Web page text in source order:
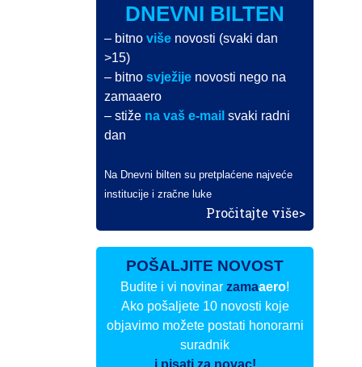
DNEVNI BILTEN
– bitnoviše novosti (svaki dan
>15)
– bitnosvježije novosti nego na
zamaaero
– stiže na vaš e-mail svaki radni
dan
Na Dnevni bilten su pretplaćene najveće
institucije i zračne luke
Pročitajte više>
POŠALJITE NOVOST
Budite i vi novinarzamaaero!
Ako pošaljete 10 novosti koje
objavimo možete postati honorarni
suradnik
i pisati za novac!